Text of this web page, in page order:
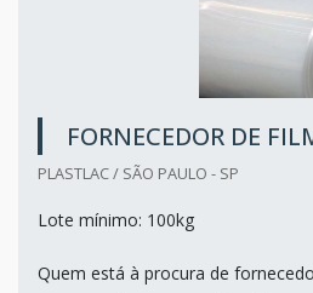
FORNECEDOR DE
PLASTLAC / SÃO PAULO - SP
Lote mínimo: 100kg
Quem está à procura de